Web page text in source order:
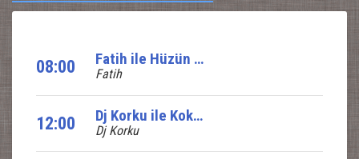
08:00 Fatih ile Hüzün ve Yankı
Fatih
12:00 Dj Korku ile Koktail Show
Dj Korku